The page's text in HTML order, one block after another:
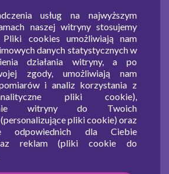
papryką
Proporcja ketogenna :3:1
usług na najwyższym
naszej witryny stosujemy
cookies umożliwiają nam
danych statystycznych w
działania witryny, a po
zgody, umożliwiają nam
i analiz korzystania z
pliki cookie),
witryny do Twoich
pliki cookie) oraz
odpowiednich dla Ciebie
reklam (pliki cookie do